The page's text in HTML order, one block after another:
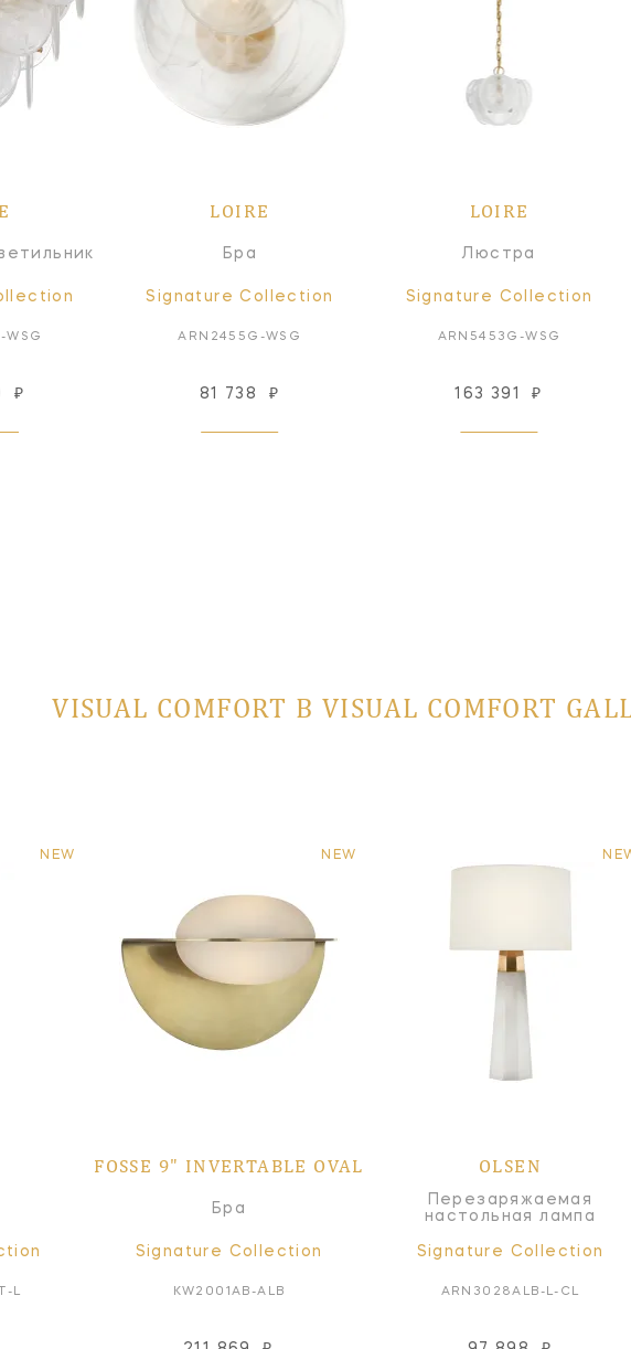
WSG
₽
LOIRE
Бра
Signature Collection
ARN2455G-WSG
81 738 ₽
LOIRE
Люстра
Signature Collection
ARN5453G-WSG
163 391 ₽
VISUAL COMFORT В VISUAL COMFORT
NEW
L
NEW
FOSSE 9" INVERTABLE OVAL
Бра
Signature Collection
KW2001AB-ALB
OLSEN
Перезаряжаемая
настольная лампа
Signature Collection
ARN3028ALB-L-CL